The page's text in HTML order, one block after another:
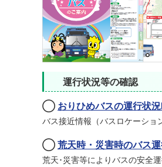
運行状況等の確認
◯ おりひめバスの運行状
バス接近情報（バスロケーショ
◯ 荒天時・災害時のバス
荒天･災害等によりバスの安全